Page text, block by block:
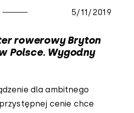
5/11/2019
rowerowy Bryton
Polsce. Wygodny
dla ambitnego
cenie chce